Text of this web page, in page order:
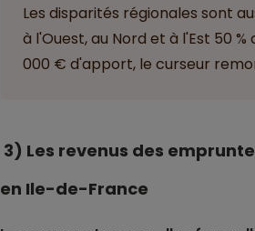
Les disparités régionales sont
à l'Ouest, au Nord et à l'Est 50
000 € d'apport, le curseur
3) Les revenus des
en Ile-de-France